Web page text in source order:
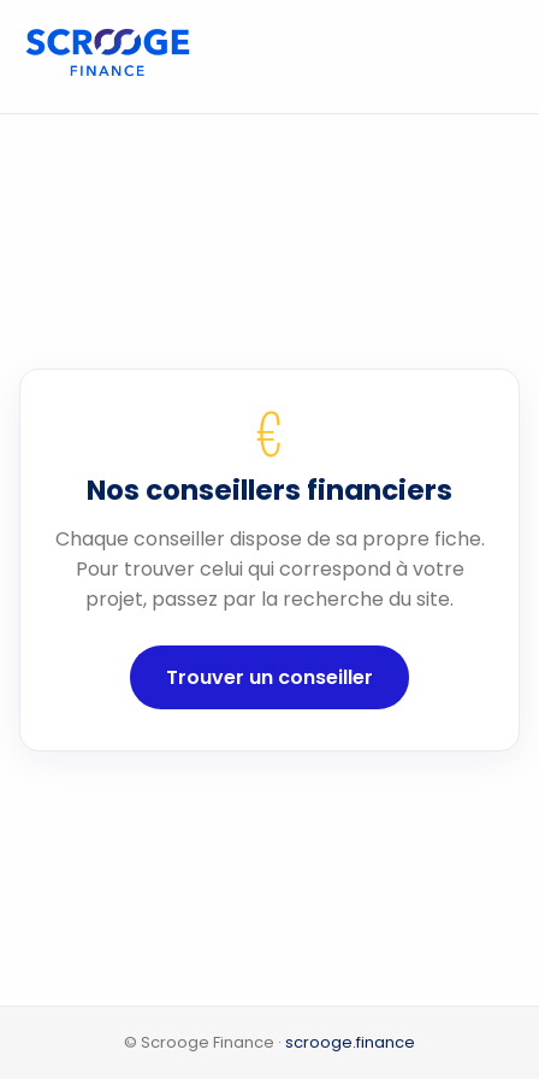
€
Nos conseillers financiers
Chaque conseiller dispose de sa propre fiche.
Pour trouver celui qui correspond à votre
projet, passez par la recherche du site.
Trouver un conseiller
© Scrooge Finance · scrooge.finance